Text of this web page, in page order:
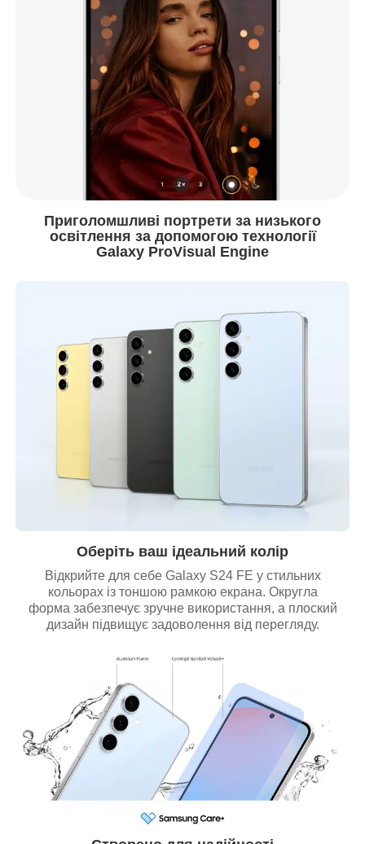
Приголомшливі портрети за низького
освітлення за допомогою технології
Galaxy ProVisual Engine
Оберіть ваш ідеальний колір
Відкрийте для себе Galaxy S24 FE у стильних
кольорах із тоншою рамкою екрана. Округла
форма забезпечує зручне використання, а плоский
дизайн підвищує задоволення від перегляду.